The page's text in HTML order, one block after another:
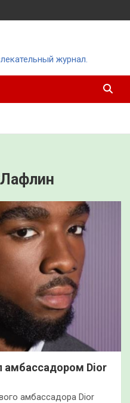
журнал.
амбассадором Dior
амбассадора Dior